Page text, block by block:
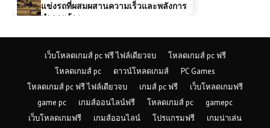
เกมส์ออนไลน์ฟรี Highway Moto –
สุดมันส์บนทางหลวงแบบไร้ขีดจำกัด
เว็บโหลดเกมส์ pc ฟรี ไฟล์เดียวจบ
โหลดเกมส์ pc ฟรี
โหลดเกมส์ pc
ดาวน์โหลดเกมส์
PC Games
โหลดเกมส์ pc ฟรี ไฟล์เดียวจบ
เกมส์ pc ฟรี
เว็บโหลดเกมฟรี
game pc
เกมส์ออนไลน์ฟรี โหลดเกมส์ pc
gamepc
เว็บโหลดเกมฟรี
เกมส์ออนไลน์ โปรแกรมฟรี เกมน่าเล่น